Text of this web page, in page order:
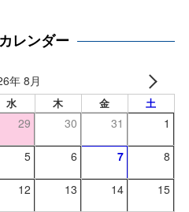
レンダー
年 8月
水 木 金 土
29 30 31 1
5 6 7 8
12 13 14 15